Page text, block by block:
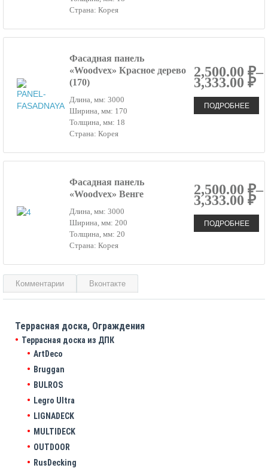
Страна: Корея
Фасадная панель
«Woodvex» Красное дерево
(170)
Длина, мм: 3000
Ширина, мм: 170
Толщина, мм: 18
Страна: Корея
2,500.00 ₽–
3,333.00 ₽
ПОДРОБНЕЕ
Фасадная панель
«Woodvex» Венге
Длина, мм: 3000
Ширина, мм: 200
Толщина, мм: 20
Страна: Корея
2,500.00 ₽–
3,333.00 ₽
ПОДРОБНЕЕ
Комментарии Вконтакте
Террасная доска, Ограждения
Террасная доска из ДПК
ArtDeco
Bruggan
BULROS
Legro Ultra
LIGNADECK
MULTIDECK
OUTDOOR
RusDecking